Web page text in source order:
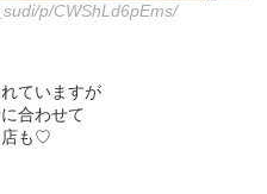
p/CWShLd6pEms/
ていますが
合わせて
店も♡